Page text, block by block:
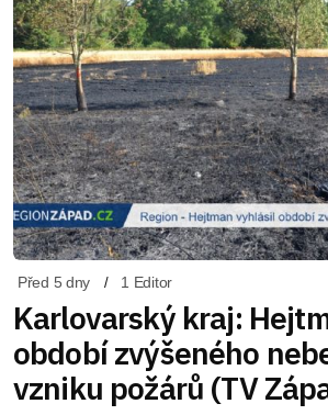
Před 5 dny 1 Editor
Karlovarský kraj:
období zvýšeného
vzniku požárů (TV